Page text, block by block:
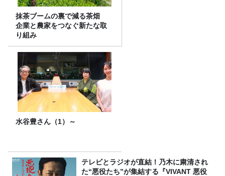
抹茶ブームの裏で減る茶畑
企業と農家をつなぐ新たな取
り組み
水谷豊さん（1）～
テレビとラジオが直結！乃木に粛清され
た“悪役たち”が集結する『VIVANT 悪役